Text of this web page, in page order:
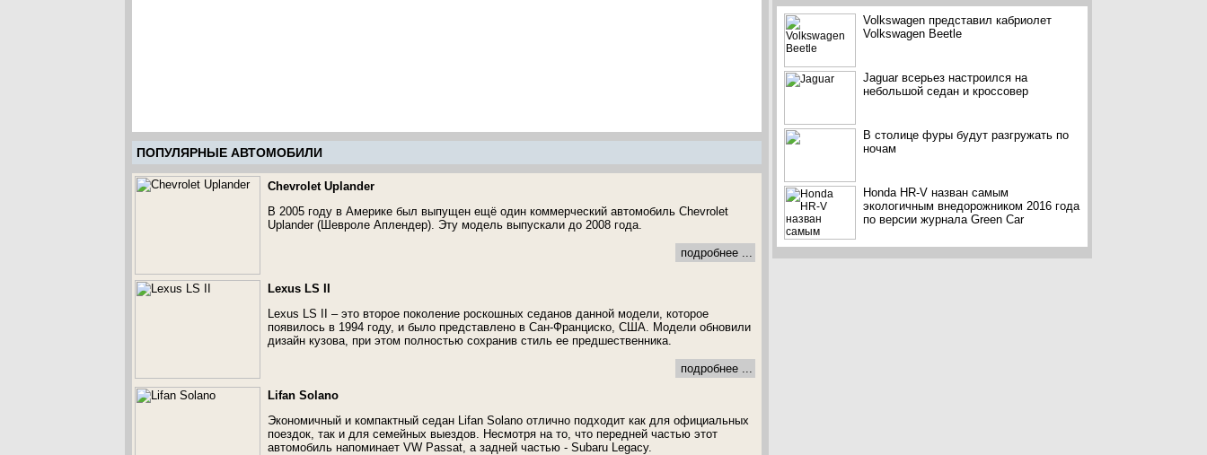
ПОПУЛЯРНЫЕ АВТОМОБИЛИ
Chevrolet Uplander
В 2005 году в Америке был выпущен ещё один коммерческий автомобиль Chevrolet
Uplander (Шевроле Аплендер). Эту модель выпускали до 2008 года.
подробнее ...
Lexus LS II
Lexus LS II – это второе поколение роскошных седанов данной модели, которое
появилось в 1994 году, и было представлено в Сан-Франциско, США. Модели обновили
дизайн кузова, при этом полностью сохранив стиль ее предшественника.
подробнее ...
Lifan Solano
Экономичный и компактный седан Lifan Solano отлично подходит как для официальных
поездок, так и для семейных выездов. Несмотря на то, что передней частью этот
автомобиль напоминает VW Passat, а задней частью - Subaru Legacy.
Volkswagen представил кабриолет
Volkswagen Beetle
Jaguar всерьез настроился на
небольшой седан и кроссовер
В столице фуры будут разгружать по
ночам
Honda HR-V назван самым
экологичным внедорожником 2016 года
по версии журнала Green Car